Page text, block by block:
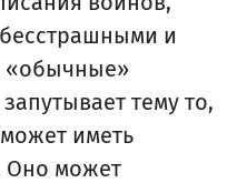
и
«обычные»
тему то,
иметь
Оно может